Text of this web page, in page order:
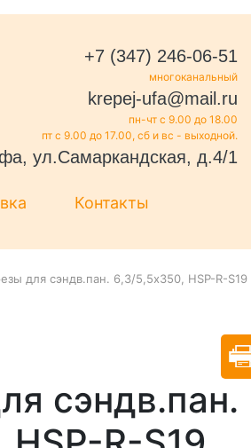
+7 (347) 246-06-51
многоканальный
krepej-ufa@mail.ru
пн-чт с 9.00 до 18.00
пт с 9.00 до 17.00, сб и вс - выходной.
ул.Самаркандская, д.4/1
Контакты
для сэндв.пан. 6,3/5,5х350, HSP-R-S19
сэндв.пан.